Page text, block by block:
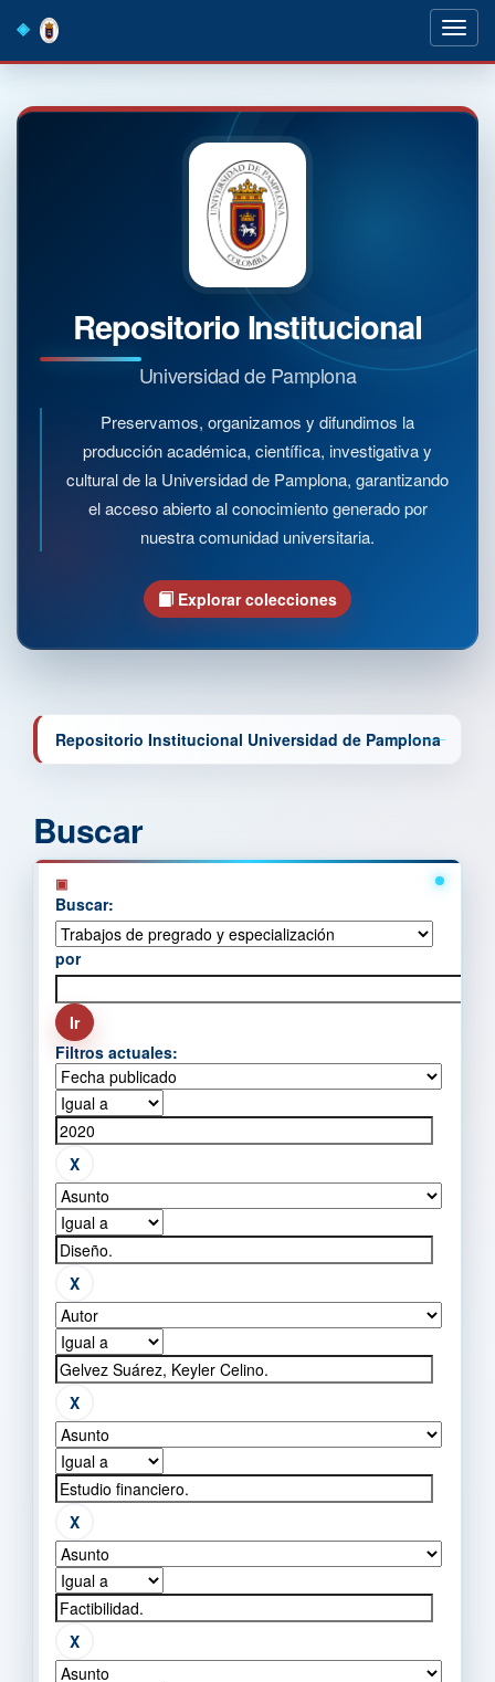
navigation
Repositorio Institucional
Universidad de Pamplona
Preservamos, organizamos y difundimos la
producción académica, científica, investigativa y
cultural de la Universidad de Pamplona, garantizando
el acceso abierto al conocimiento generado por
nuestra comunidad universitaria.
Explorar colecciones
Repositorio Institucional Universidad de Pamplona
Buscar
Buscar:
por
Filtros actuales: